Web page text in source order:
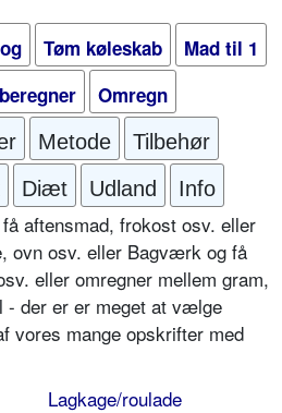
Tøm køleskab
Mad til 1
Omregn
Metode
Tilbehør
Diæt Udland Info
aftensmad, frokost osv. eller
ovn osv. eller Bagværk og få
eller omregner mellem gram,
- der er er meget at vælge
vores mange opskrifter med
Lagkage/roulade